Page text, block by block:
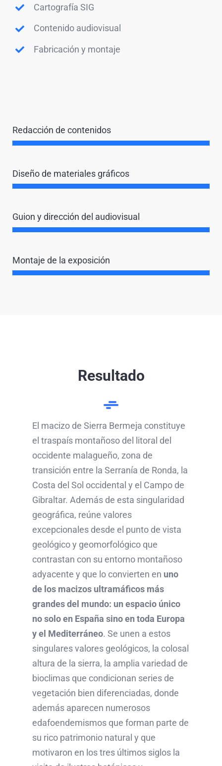
Cartografía SIG
Contenido audiovisual
Fabricación y montaje
Redacción de contenidos
Diseño de materiales gráficos
Guion y dirección del audiovisual
Montaje de la exposición
Resultado
El macizo de Sierra Bermeja constituye
el traspaís montañoso del litoral del
occidente malagueño, zona de
transición entre la Serranía de Ronda, la
Costa del Sol occidental y el Campo de
Gibraltar. Además de esta singularidad
geográfica, reúne valores
excepcionales desde el punto de vista
geológico y geomorfológico que
contrastan con su entorno montañoso
adyacente y que lo convierten en uno
de los macizos ultramáficos más
grandes del mundo: un espacio único
no solo en España sino en toda Europa
y el Mediterráneo. Se unen a estos
singulares valores geológicos, la colosal
altura de la sierra, la amplia variedad de
bioclimas que condicionan series de
vegetación bien diferenciadas, donde
además aparecen numerosos
edafoendemismos que forman parte de
su rico patrimonio natural y que
motivaron en los tres últimos siglos la